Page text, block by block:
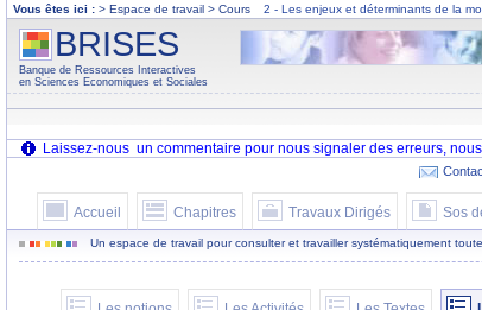
Vous êtes ici : > Espace de travail > Cours 2 - Les enjeux et déterminants de la
BRISES
Banque de Ressources Interactives
en Sciences Economiques et Sociales
Accueil Chapitres Travaux Dirigés Sos
Un espace de travail pour consulter et travailler systématiquement